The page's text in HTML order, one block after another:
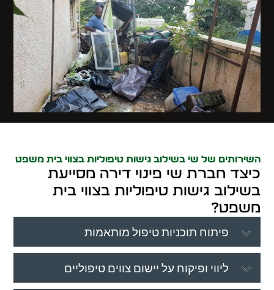
השירותים של שי בשילוב גישות טיפוליות בצווי בית משפט
כיצד חברת שי פינוי דירה מסייעת
בשילוב גישות טיפוליות בצווי בית
משפט?
פיתוח תוכניות טיפול מותאמות
ליווי ופיקוח על יישום צווים טיפוליים